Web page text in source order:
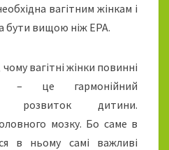
вагітним жінкам і
бути вищою ніж EPA.
вагітні жінки повинні
– це гармонійний
розвиток дитини.
мозку. Бо саме в
в ньому самі важливі